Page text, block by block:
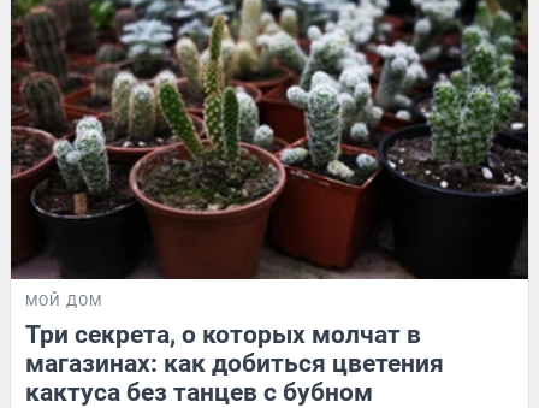
МОЙ ДОМ
Три секрета, о которых молчат в
магазинах: как добиться цветения
кактуса без танцев с бубном